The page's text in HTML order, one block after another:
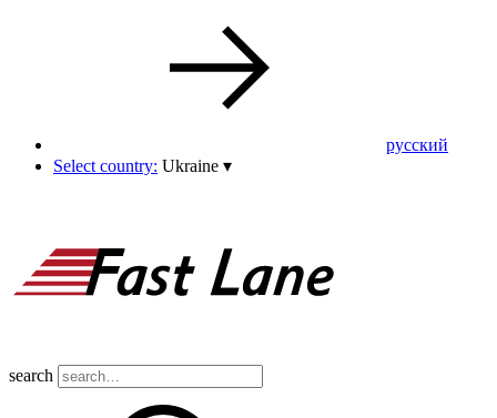
pусский
Select country: Ukraine ▾
search